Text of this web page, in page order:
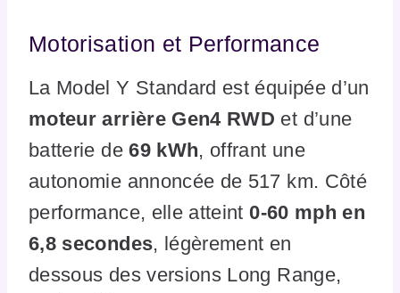
Motorisation et Performance
La Model Y Standard est équipée d’un
moteur arrière Gen4 RWD et d’une
batterie de69 kWh, offrant une
autonomie annoncée de 517 km. Côté
performance, elle atteint 0-60 mph en
6,8 secondes, légèrement en
dessous des versions Long Range,